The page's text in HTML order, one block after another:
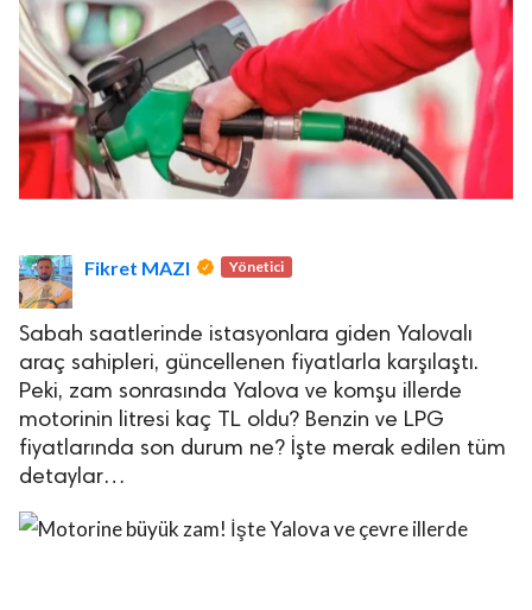
Asayiş
Saklıdır.
Fikret MAZI Yönetici
Sabah saatlerinde istasyonlara giden Yalovalı
araç sahipleri, güncellenen fiyatlarla karşılaştı.
Peki, zam sonrasında Yalova ve komşu illerde
motorinin litresi kaç TL oldu? Benzin ve LPG
fiyatlarında son durum ne? İşte merak edilen tüm
detaylar…